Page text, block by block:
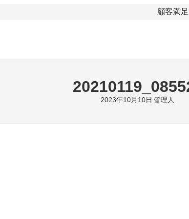
顧客満
2023年10月10日 管理人